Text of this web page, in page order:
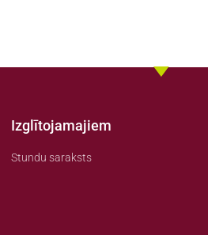
Izglītojamajiem
Stundu saraksts